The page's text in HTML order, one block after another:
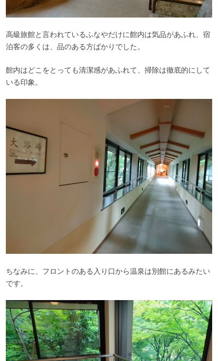
高級旅館と言われているふなやだけに館内は気品があふれ、宿
泊客の多くは、品のある方ばかりでした。
館内はどこをとっても清潔感があふれて、掃除は徹底的にして
いる印象。
ちなみに、フロントのある入り口から温泉は別館にあるみたい
です。